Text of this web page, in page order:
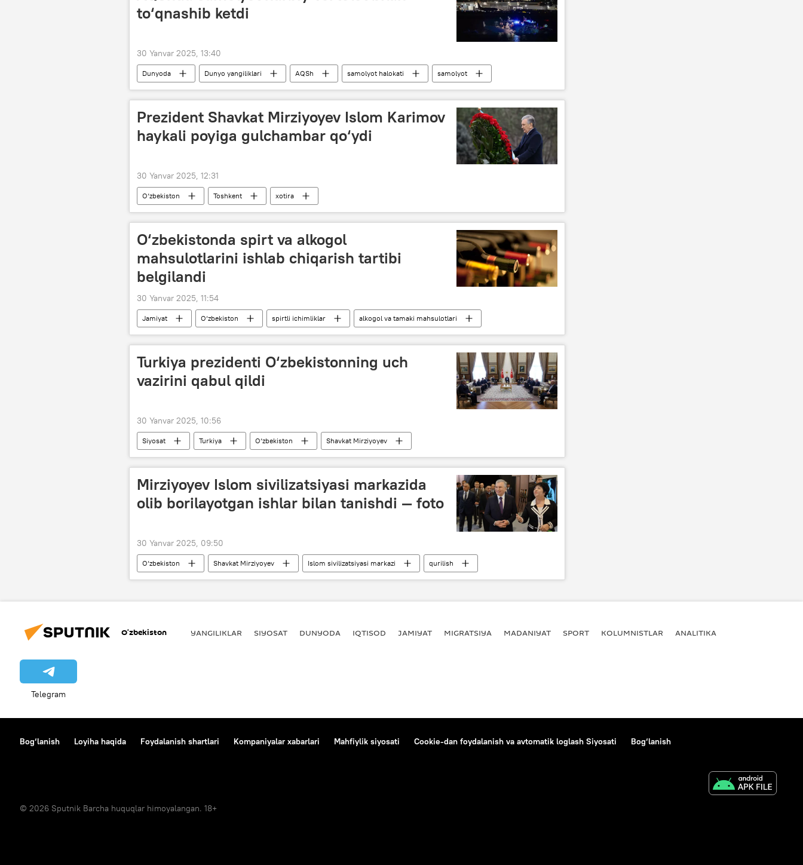
to‘qnashib ketdi
30 Yanvar 2025, 13:40
Dunyoda Dunyo yangiliklari AQSh samolyot halokati
samolyot
Vashington
Prezident Shavkat Mirziyoyev Islom Karimov
haykali poyiga gulchambar qo‘ydi
30 Yanvar 2025, 12:31
O‘zbekiston Toshkent
xotira
Islom Karimov tavallud topgan kun munosabati bilan o‘tkazilayotgan tadbirlar
Islom Karimov
O‘zbekistonda spirt va alkogol
mahsulotlarini ishlab chiqarish tartibi
belgilandi
30 Yanvar 2025, 11:54
Jamiyat O‘zbekiston spirtli ichimliklar
alkogol va tamaki mahsulotlari
mahsulot
Turkiya prezidenti O‘zbekistonning uch
vazirini qabul qildi
30 Yanvar 2025, 10:56
Siyosat Turkiya O‘zbekiston
Shavkat Mirziyoyev
Rejep Tayyip Erdog‘an
uchrashuv Baxtiyor Saidov
Mirziyoyev Islom sivilizatsiyasi markazida
olib borilayotgan ishlar bilan tanishdi — foto
30 Yanvar 2025, 09:50
O‘zbekiston Shavkat Mirziyoyev Islom sivilizatsiyasi markazi
qurilish
Qur’oni Karim
turizm loyiha Madaniyat
O‘zbekiston YANGILIKLAR SIYOSAT DUNYODA IQTISOD JAMIYAT MIGRATSIYA MADANIYAT SPORT KOLUMNISTLAR ANALITIKA
Telegram
Bog‘lanish Loyiha haqida Foydalanish shartlari Kompaniyalar xabarlari Mahfiylik siyosati Cookie-dan foydalanish va avtomatik loglash Siyosati Bog‘lanish
© 2026 Sputnik Barcha huquqlar himoyalangan. 18+